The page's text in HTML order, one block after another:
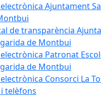
Ajuntament
de transparència
de Montbui
Patronat
de Montbui
Consorci La
telèfons